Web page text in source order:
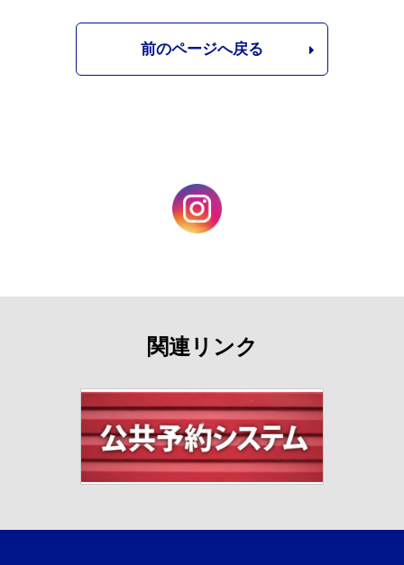
前のページへ戻る
関連リンク